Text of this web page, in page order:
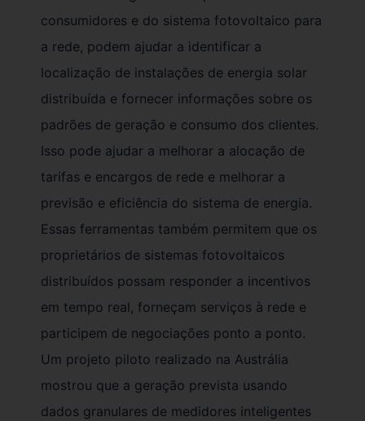
consumidores e do sistema fotovoltaico para
a rede, podem ajudar a identificar a
localização de instalações de energia solar
distribuída e fornecer informações sobre os
padrões de geração e consumo dos clientes.
Isso pode ajudar a melhorar a alocação de
tarifas e encargos de rede e melhorar a
previsão e eficiência do sistema de energia.
Essas ferramentas também permitem que os
proprietários de sistemas fotovoltaicos
distribuídos possam responder a incentivos
em tempo real, forneçam serviços à rede e
participem de negociações ponto a ponto.
Um projeto piloto realizado na Austrália
mostrou que a geração prevista usando
dados granulares de medidores inteligentes